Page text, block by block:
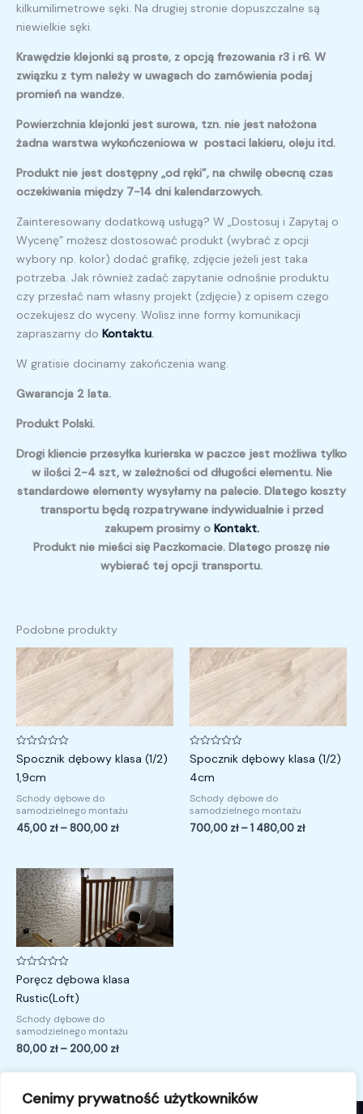
Cenimy prywatność użytkowników
kilkumilimetrowe sęki. Na drugiej stronie dopuszczalne są
niewielkie sęki.
Krawędzie klejonki są proste, z opcją frezowania r3 i r6. W
związku z tym należy w uwagach do zamówienia podaj
promień na wandze.
Powierzchnia klejonki jest surowa, tzn. nie jest nałożona
żadna warstwa wykończeniowa w postaci lakieru, oleju itd.
Produkt nie jest dostępny „od ręki”, na chwilę obecną czas
oczekiwania między 7-14 dni kalendarzowych.
Zainteresowany dodatkową usługą? W „Dostosuj i Zapytaj o
Wycenę” możesz dostosować produkt (wybrać z opcji
wybory np. kolor) dodać grafikę, zdjęcie jeżeli jest taka
potrzeba. Jak również zadać zapytanie odnośnie produktu
czy przesłać nam własny projekt (zdjęcie) z opisem czego
oczekujesz do wyceny. Wolisz inne formy komunikacji
zapraszamy do Kontaktu.
W gratisie docinamy zakończenia wang.
Gwarancja 2 lata.
Produkt Polski.
Drogi kliencie przesyłka kurierska w paczce jest możliwa tylko
w ilości 2-4 szt, w zależności od długości elementu. Nie
standardowe elementy wysyłamy na palecie. Dlatego koszty
transportu będą rozpatrywane indywidualnie i przed
zakupem prosimy o Kontakt.
Produkt nie mieści się Paczkomacie. Dlatego proszę nie
wybierać tej opcji transportu.
Podobne produkty
Oceniono
0
na
5
Spocznik dębowy klasa (1/2)
1,9cm
Schody dębowe do
samodzielnego montażu
45,00 zł –800,00 zł
Zakres
cen:
od
45,00 zł
do
Oceniono
0
na
5
Spocznik dębowy klasa (1/2)
4cm
Schody dębowe do
samodzielnego montażu
700,00 zł –1 480,00 zł
Zakres
700,00 zł
Oceniono
0
na
5
Poręcz dębowa klasa
Rustic(Loft)
Schody dębowe do
samodzielnego montażu
80,00 zł – 200,00 zł
Zakres
cen:
od
80,00 zł
do
200,00 zł